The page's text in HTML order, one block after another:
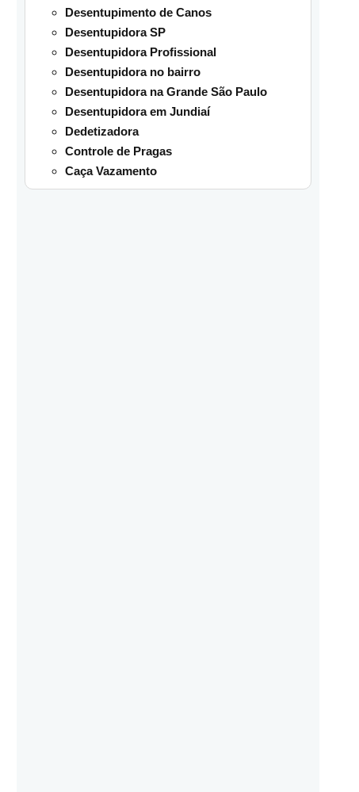
Desentupimento de Canos
Desentupidora SP
Desentupidora Profissional
Desentupidora no bairro
Desentupidora na Grande São Paulo
Desentupidora em Jundiaí
Dedetizadora
Controle de Pragas
Caça Vazamento